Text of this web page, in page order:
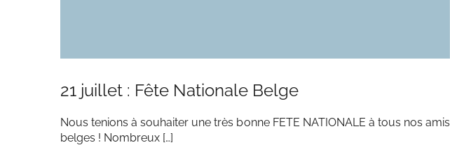
21 juillet : Fête Nationale Belge
Nous tenions à souhaiter une très bonne FETE NATIONALE à tous nos amis
belges ! Nombreux […]